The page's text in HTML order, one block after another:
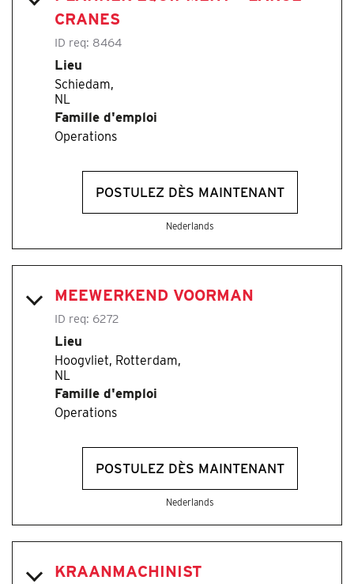
CRANES
ID req: 8464
Lieu
Schiedam,
Famille d'emploi
Operations
POSTULEZ DÈS MAINTENANT
Nederlands
MEEWERKEND VOORMAN
ID req: 6272
Lieu
Hoogvliet, Rotterdam,
Famille d'emploi
Operations
POSTULEZ DÈS MAINTENANT
Nederlands
KRAANMACHINIST